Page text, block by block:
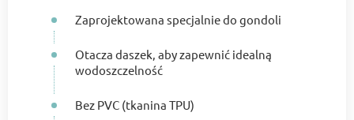
Zaprojektowana specjalnie do gondoli
Otacza daszek, aby zapewnić idealną
wodoszczelność
Bez PVC (tkanina TPU)